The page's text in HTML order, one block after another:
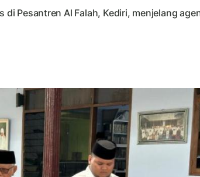
Pesantren Al Falah, Kediri, menjelang